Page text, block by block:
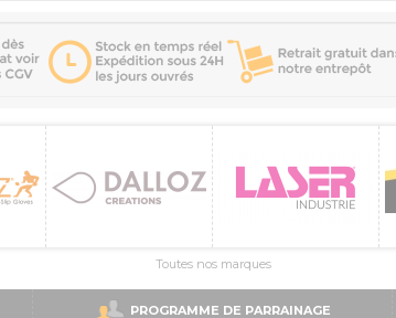
Toutes nos marques
PROGRAMME DE PARRAINAGE